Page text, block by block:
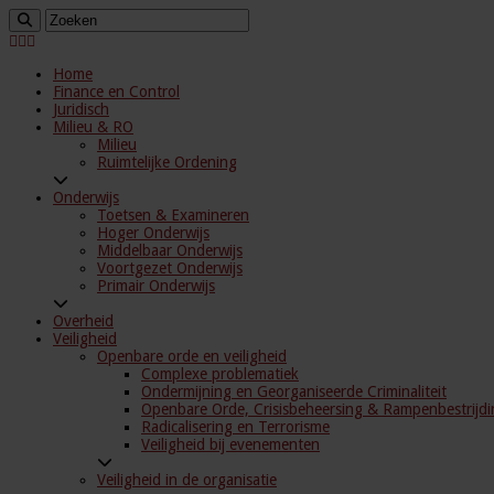
Home
Finance en Control
Juridisch
Milieu & RO
Milieu
Ruimtelijke Ordening
Onderwijs
Toetsen & Examineren
Hoger Onderwijs
Middelbaar Onderwijs
Voortgezet Onderwijs
Primair Onderwijs
Overheid
Veiligheid
Openbare orde en veiligheid
Complexe problematiek
Ondermijning en Georganiseerde Criminaliteit
Openbare Orde, Crisisbeheersing &
Radicalisering en Terrorisme
Veiligheid bij evenementen
Veiligheid in de organisatie